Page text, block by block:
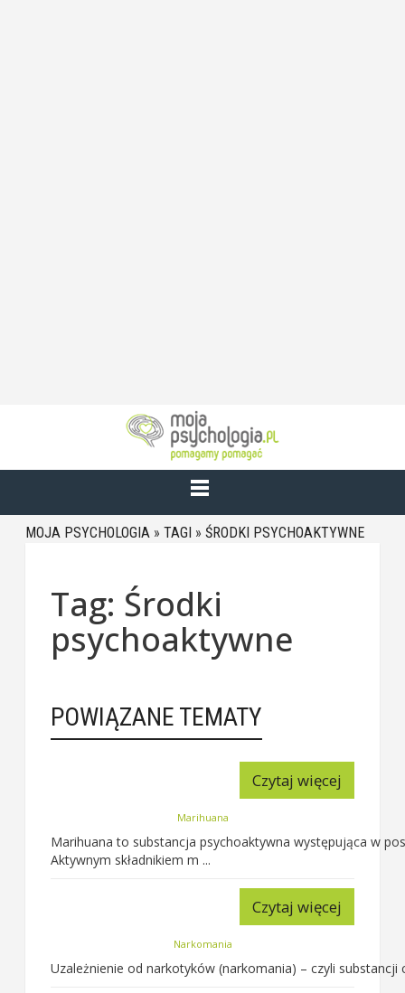
MOJA PSYCHOLOGIA » TAGI » ŚRODKI PSYCHOAKTYWNE
Tag: Środki
psychoaktywne
POWIĄZANE TEMATY
Czytaj więcej
Marihuana
Marihuana to substancja psychoaktywna występująca w
Aktywnym składnikiem m ...
Czytaj więcej
Narkomania
Uzależnienie od narkotyków (narkomania) – czyli